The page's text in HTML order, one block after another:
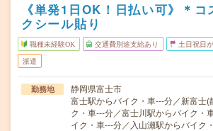
《単発1日OK！日払い可》＊
クシール貼り
職種未経験OK 交通費別途支給あり 土日祝日
派遣
勤務地
静岡県富士市
富士駅からバイク・車---分／新富士(
ク・車---分／富士川駅からバイク・
イク・車---分／入山瀬駅からバイク